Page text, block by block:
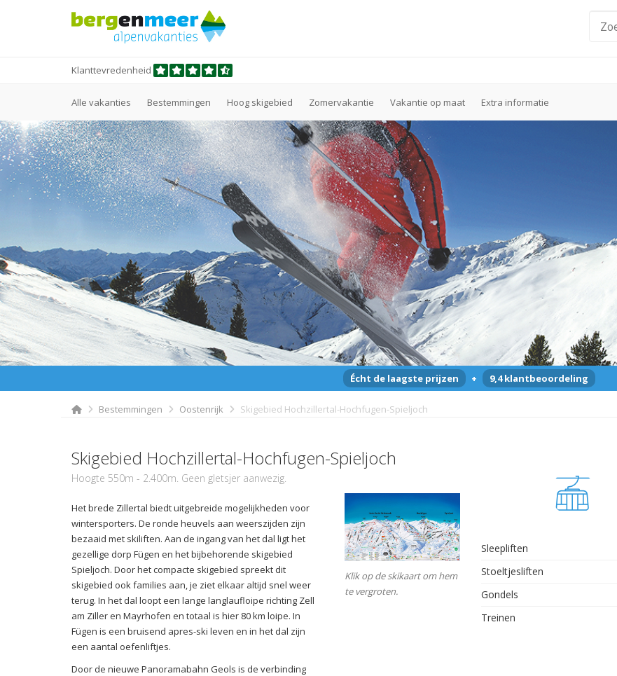
Klanttevredenheid
Alle vakanties Bestemmingen Hoog skigebied Zomervakantie Vakantie op maat Extra informatie
Écht de laagste prijzen + 9,4 klantbeoordeling
Bestemmingen Oostenrijk Skigebied Hochzillertal-Hochfugen-Spieljoch
Skigebied Hochzillertal-Hochfugen-Spieljoch
Hoogte 550m - 2.400m. Geen gletsjer aanwezig.
Het brede Zillertal biedt uitgebreide mogelijkheden voor
wintersporters. De ronde heuvels aan weerszijden zijn
bezaaid met skiliften. Aan de ingang van het dal ligt het
gezellige dorp Fügen en het bijbehorende skigebied
Spieljoch. Door het compacte skigebied spreekt dit
skigebied ook families aan, je ziet elkaar altijd snel weer
terug. In het dal loopt een lange langlaufloipe richting Zell
am Ziller en Mayrhofen en totaal is hier 80 km loipe. In
Fügen is een bruisend apres-ski leven en in het dal zijn
een aantal oefenliftjes.
Door de nieuwe Panoramabahn Geols is de verbinding
Klik op de skikaart om hem
te vergroten.
Sleepliften
Stoeltjesliften
Gondels
Treinen